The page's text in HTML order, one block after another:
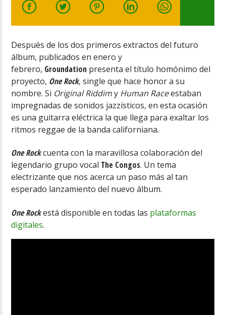
Radio
Después de los dos primeros extractos del futuro
álbum, publicados en enero y
febrero, Groundation presenta el título homónimo del
proyecto, One Rock, single que hace honor a su
nombre. Si Original Riddimy Human Raceestaban
impregnadas de sonidos jazzísticos, en esta ocasión
es una guitarra eléctrica la que llega para exaltar los
ritmos reggae de la banda californiana.
One Rockcuenta con la maravillosa colaboración del
legendario grupo vocal The Congos. Un tema
electrizante que nos acerca un paso más al tan
esperado lanzamiento del nuevo álbum.
One Rockestá disponible en todas las plataformas
digitales.